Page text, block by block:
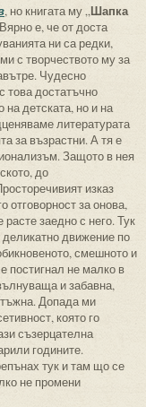
, но книгата му „Шапка
е, че от доста
ни са редки,
с творчеството му за
Чудесно
това достатъчно
на детската, но и на
литературата
за възрастни. А тя е
Защото в нея
до
изказ
отговорност за онова,
заедно с него. Тук
движение по
смешното и
постигнал не малко в
и забавна,
Допада ми
която го
съзерцателна
годините.
тук и там що се
не промени